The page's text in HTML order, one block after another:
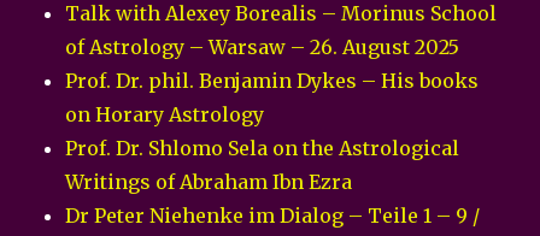
Talk with Alexey Borealis – Morinus School
of Astrology – Warsaw – 26. August 2025
Prof. Dr. phil. Benjamin Dykes – His books
on Horary Astrology
Prof. Dr. Shlomo Sela on the Astrological
Writings of Abraham Ibn Ezra
Dr Peter Niehenke im Dialog – Teile 1 – 9 /